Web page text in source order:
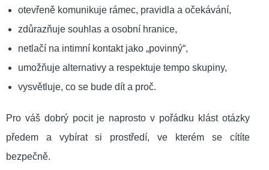
otevřeně komunikuje rámec, pravidla a očekávání,
zdůrazňuje souhlas a osobní hranice,
netlačí na intimní kontakt jako „povinný“,
umožňuje alternativy a respektuje tempo skupiny,
vysvětluje, co se bude dít a proč.
Pro váš dobrý pocit je naprosto v pořádku klást otázky
předem a vybírat si prostředí, ve kterém se cítíte
bezpečně.